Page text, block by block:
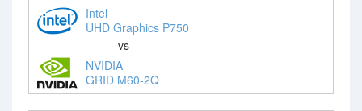
Intel
UHD Graphics P750
vs
NVIDIA
GRID M60-2Q